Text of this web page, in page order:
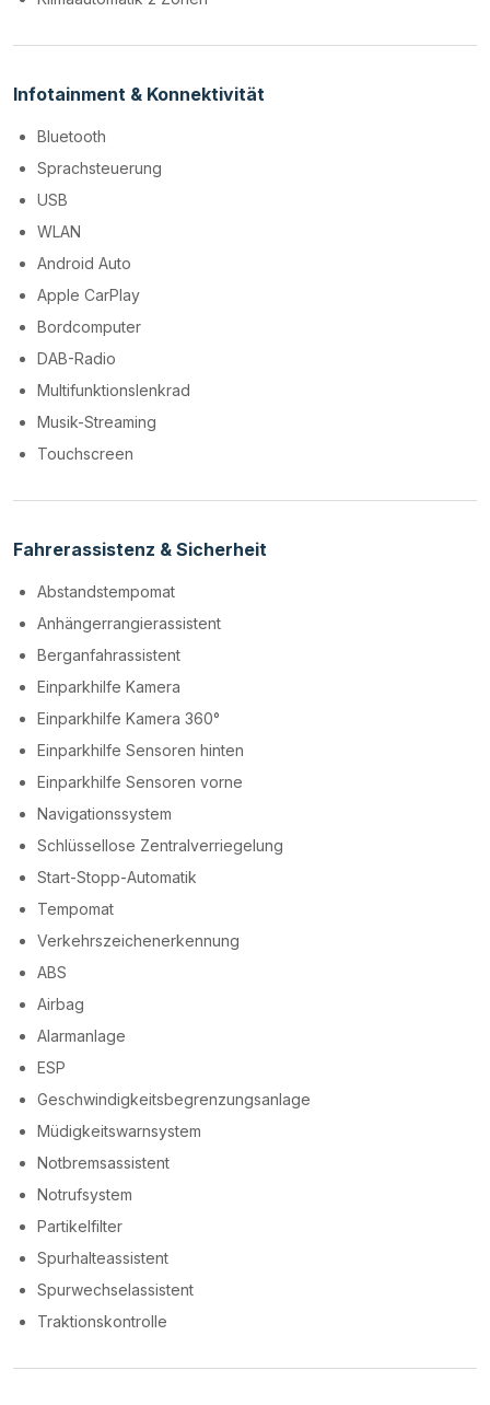
Infotainment & Konnektivität
Bluetooth
Sprachsteuerung
USB
WLAN
Android Auto
Apple CarPlay
Bordcomputer
DAB-Radio
Multifunktionslenkrad
Musik-Streaming
Touchscreen
Fahrerassistenz & Sicherheit
Abstandstempomat
Anhängerrangierassistent
Berganfahrassistent
Einparkhilfe Kamera
Einparkhilfe Kamera 360°
Einparkhilfe Sensoren hinten
Einparkhilfe Sensoren vorne
Navigationssystem
Schlüssellose Zentralverriegelung
Start-Stopp-Automatik
Tempomat
Verkehrszeichenerkennung
ABS
Airbag
Alarmanlage
ESP
Geschwindigkeitsbegrenzungsanlage
Müdigkeitswarnsystem
Notbremsassistent
Notrufsystem
Partikelfilter
Spurhalteassistent
Spurwechselassistent
Traktionskontrolle